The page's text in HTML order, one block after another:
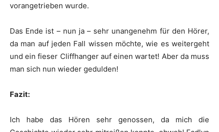
vorangetrieben wurde.
Das Ende ist – nun ja – sehr unangenehm für den Hörer,
da man auf jeden Fall wissen möchte, wie es weitergeht
und ein fieser Cliffhanger auf einen wartet! Aber da muss
man sich nun wieder gedulden!
Fazit:
Ich habe das Hören sehr genossen, da mich die